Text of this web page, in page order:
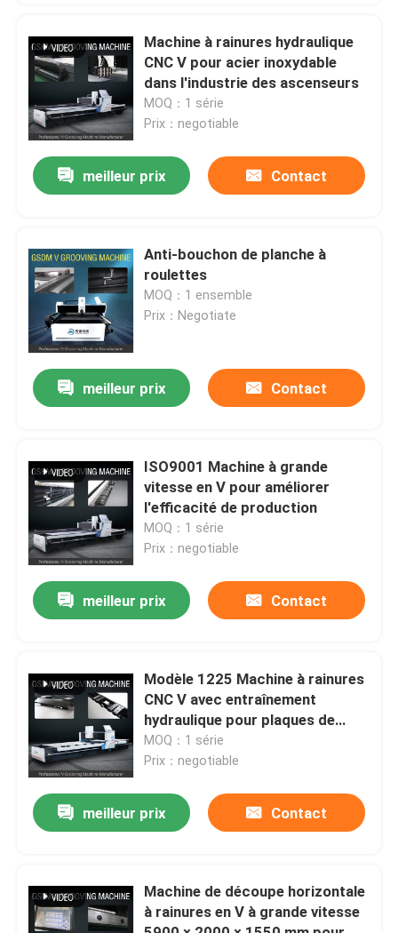
Produits
vidéos
A propos de nous
Contrôle de qualité
Demandez une citation
V à grande vitesse cannelant la machine
V automatique cannelant la machine
Machine à rainures hydraulique
CNC V pour acier inoxydable
dans l'industrie des ascenseurs
MOQ：1 série
Prix：negotiable
meilleur prix Contact
Anti-bouchon de planche à
roulettes
MOQ：1 ensemble
Prix：Negotiate
meilleur prix Contact
ISO9001 Machine à grande
vitesse en V pour améliorer
l'efficacité de production
MOQ：1 série
Prix：negotiable
meilleur prix Contact
Modèle 1225 Machine à rainures
CNC V avec entraînement
hydraulique pour plaques de
cuivre
MOQ：1 série
Prix：negotiable
meilleur prix Contact
Machine de découpe horizontale
à rainures en V à grande vitesse